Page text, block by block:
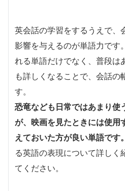
英会話の学習をするうえで、
影響を与えるのが単語力です
れる単語だけでなく、普段は
も詳しくなることで、会話の
す。
恐竜なども日常ではあまり使
が、映画を見たときには使用
えておいた方が良い単語です。
る英語の表現について詳しく
てください。